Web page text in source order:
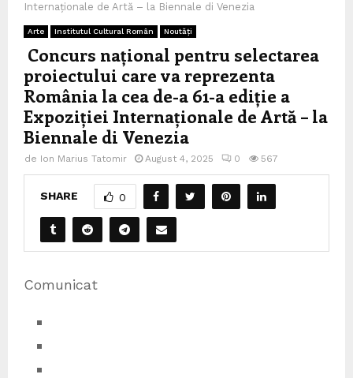
Internaționale de Artă – la Biennale di Venezia
Arte Institutul Cultural Român Noutăți
Concurs național pentru selectarea
proiectului care va reprezenta
România la cea de-a 61-a ediție a
Expoziției Internaționale de Artă – la
Biennale di Venezia
de Ion Marius Tatomir August 4, 2025 0 567
SHARE 0
Comunicat